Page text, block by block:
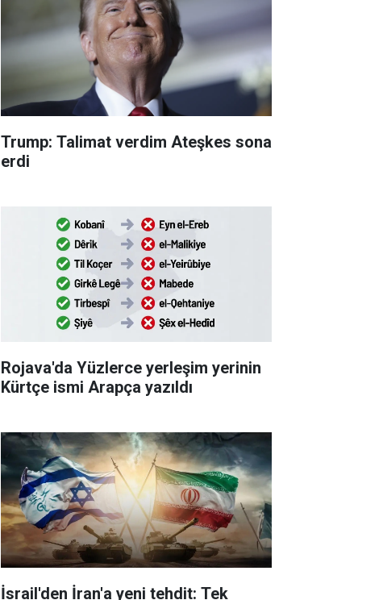
Trump: Talimat verdim Ateşkes sona
erdi
Rojava'da Yüzlerce yerleşim yerinin
Kürtçe ismi Arapça yazıldı
İsrail'den İran'a yeni tehdit: Tek